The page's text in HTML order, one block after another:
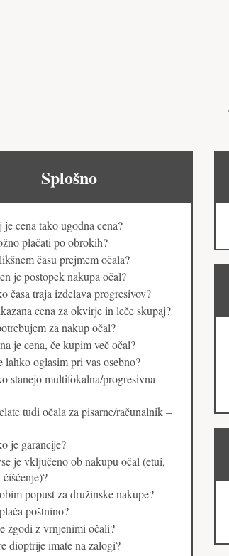
Splošno
je cena tako ugodna cena?
plačati po obrokih?
času prejmem očala?
je postopek nakupa očal?
časa traja izdelava progresivov?
cena za okvirje in leče skupaj?
za nakup očal?
je cena, če kupim več očal?
lahko oglasim pri vas osebno?
stanejo multifokalna/progresivna
tudi očala za pisarne/računalnik –
je garancije?
je vključeno ob nakupu očal (etui,
popust za družinske nakupe?
poštnino?
zgodi z vrnjenimi očali?
dioptrije imate na zalogi?